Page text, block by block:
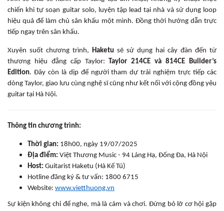
chiến khi tự soạn guitar solo, luyện tập lead tại nhà và sử dụng loop
hiệu quả để làm chủ sân khấu một mình. Đồng thời hướng dẫn trực
tiếp ngay trên sân khấu.
Xuyên suốt chương trình, Haketu sẽ sử dụng hai cây đàn đến từ
thương hiệu đẳng cấp Taylor: Taylor 214CE và 814CE Builder’s
Edition. Đây còn là dịp để người tham dự trải nghiệm trực tiếp các
dòng Taylor, giao lưu cùng nghệ sĩ cũng như kết nối với cộng đồng yêu
guitar tại Hà Nội.
Thông tin chương trình:
Thời gian: 18h00, ngày 19/07/2025
Địa điểm: Việt Thương Music - 94 Láng Hạ, Đống Đa, Hà Nội
Host: Guitarist Haketu (Hà Kế Tú)
Hotline đăng ký & tư vấn: 1800 6715
Website: www.vietthuong.vn
Sự kiện không chỉ để nghe, mà là cảm và chơi. Đừng bỏ lỡ cơ hội gặp